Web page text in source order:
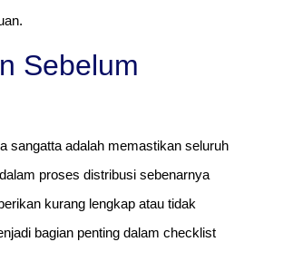
Sebelum
sangatta adalah memastikan seluruh
proses distribusi sebenarnya
kurang lengkap atau tidak
bagian penting dalam checklist